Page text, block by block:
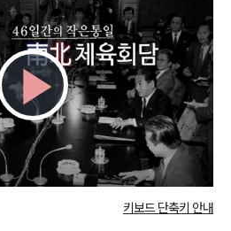
Play
Video키보드 단축키 안내